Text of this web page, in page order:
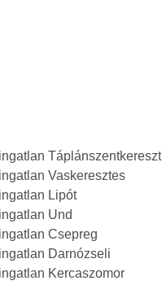
Táplánszentkereszt
Vaskeresztes
Lipót
Und
Csepreg
Darnózseli
Kercaszomor